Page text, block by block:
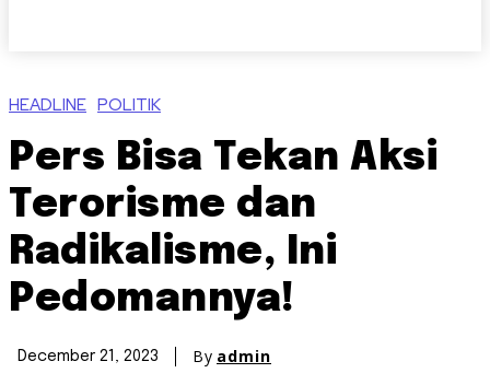
HEADLINE POLITIK
Pers Bisa Tekan Aksi
Terorisme dan
Radikalisme, Ini
Pedomannya!
December 21, 2023 By admin